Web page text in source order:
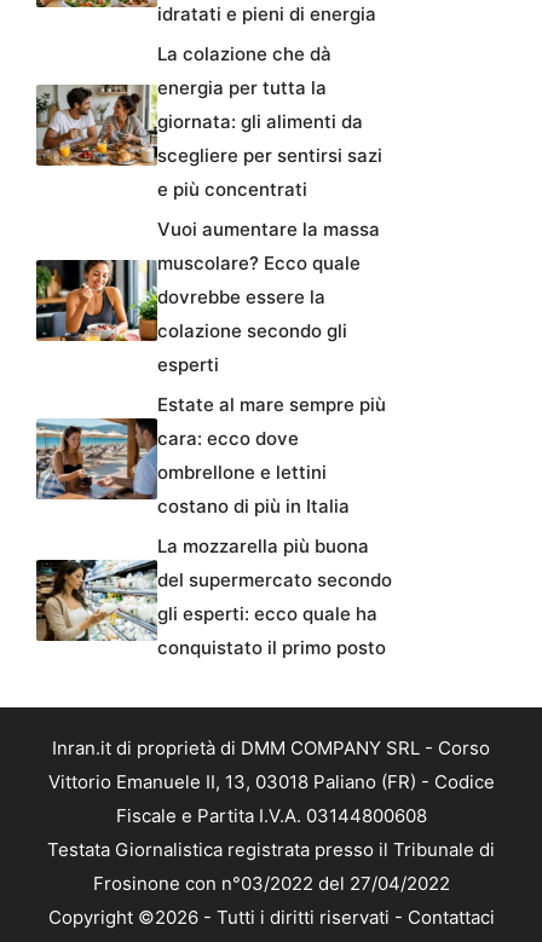
idratati e pieni di energia
La colazione che dà
energia per tutta la
giornata: gli alimenti da
scegliere per sentirsi sazi
e più concentrati
Vuoi aumentare la massa
muscolare? Ecco quale
dovrebbe essere la
colazione secondo gli
esperti
Estate al mare sempre più
cara: ecco dove
ombrellone e lettini
costano di più in Italia
La mozzarella più buona
del supermercato secondo
gli esperti: ecco quale ha
conquistato il primo posto
Inran.it di proprietà di DMM COMPANY SRL - Corso
Vittorio Emanuele II, 13, 03018 Paliano (FR) - Codice
Fiscale e Partita I.V.A. 03144800608
Testata Giornalistica registrata presso il Tribunale di
Frosinone con n°03/2022 del 27/04/2022
Copyright ©2026 - Tutti i diritti riservati - Contattaci